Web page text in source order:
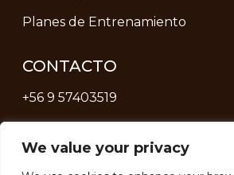
We value your privacy
Planes de Entrenamiento
CONTACTO
+56 9 57403519